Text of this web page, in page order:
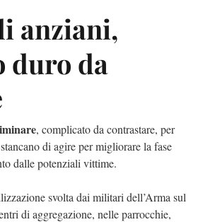
anziani,
duro da
, complicato da contrastare, per
di agire per migliorare la fase
dalle potenziali vittime.
svolta dai militari dell’Arma sul
di aggregazione, nelle parrocchie,